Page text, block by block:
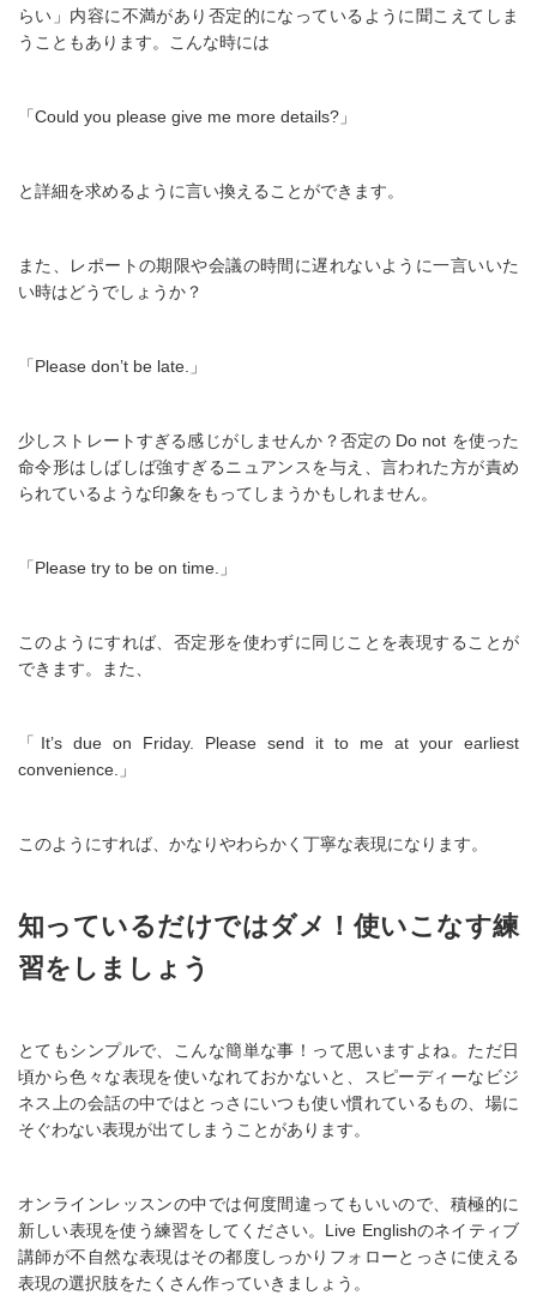
らい」内容に不満があり否定的になっているように聞こえてしま
うこともあります。こんな時には
「Could you please give me more details?」
と詳細を求めるように言い換えることができます。
また、レポートの期限や会議の時間に遅れないように一言いいた
い時はどうでしょうか？
「Please don’t be late.」
少しストレートすぎる感じがしませんか？否定の Do not を使った
命令形はしばしば強すぎるニュアンスを与え、言われた方が責め
られているような印象をもってしまうかもしれません。
「Please try to be on time.」
このようにすれば、否定形を使わずに同じことを表現することが
できます。また、
「It’s due on Friday. Please send it to me at your earliest
convenience.」
このようにすれば、かなりやわらかく丁寧な表現になります。
知っているだけではダメ！使いこなす練
習をしましょう
とてもシンプルで、こんな簡単な事！って思いますよね。ただ日
頃から色々な表現を使いなれておかないと、スピーディーなビジ
ネス上の会話の中ではとっさにいつも使い慣れているもの、場に
そぐわない表現が出てしまうことがあります。
オンラインレッスンの中では何度間違ってもいいので、積極的に
新しい表現を使う練習をしてください。Live Englishのネイティブ
講師が不自然な表現はその都度しっかりフォローとっさに使える
表現の選択肢をたくさん作っていきましょう。